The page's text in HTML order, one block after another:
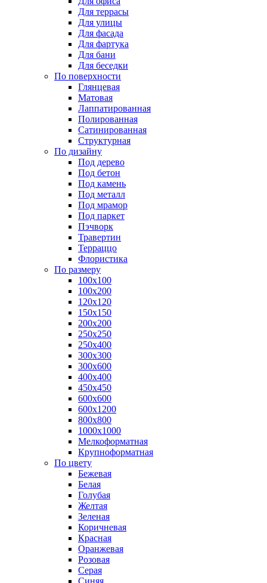
Для террасы
Для улицы
Для фасада
Для фартука
Для бани
Для беседки
По поверхности
Глянцевая
Матовая
Лаппатированная
Полированная
Сатинированная
Структурная
По дизайну
Под дерево
Под бетон
Под камень
Под металл
Под мрамор
Под паркет
Пэчворк
Травертин
Терраццо
Флористика
По размеру
100х100
100х200
120х120
150х150
200х200
250х250
250х400
300х300
300х600
400х400
450х450
600х600
600х1200
800х800
1000х1000
Мелкоформатная
Крупноформатная
По цвету
Бежевая
Белая
Голубая
Желтая
Зеленая
Коричневая
Красная
Оранжевая
Розовая
Серая
Синяя